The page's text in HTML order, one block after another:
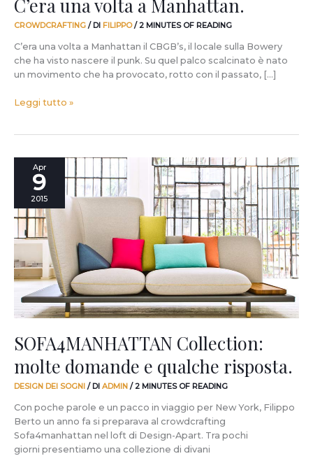
C’era una volta a Manhattan.
CROWDCRAFTING / DI FILIPPO/2 MINUTES OF READING
C’era una volta a Manhattan il CBGB’s, il locale sulla Bowery
che ha visto nascere il punk. Su quel palco scalcinato è nato
un movimento che ha provocato, rotto con il passato, […]
Leggi tutto »
Apr
9
2015
SOFA4MANHATTAN Collection:
molte domande e qualche risposta.
DESIGN DEI SOGNI / DI ADMIN /2 MINUTES OF READING
Con poche parole e un pacco in viaggio per New York, Filippo
Berto un anno fa si preparava al crowdcrafting
Sofa4manhattan nel loft di Design-Apart. Tra pochi
giorni presentiamo una collezione di divani
SOFA4MANHATTAN
Collection:
molte
e
qualche
risposta.